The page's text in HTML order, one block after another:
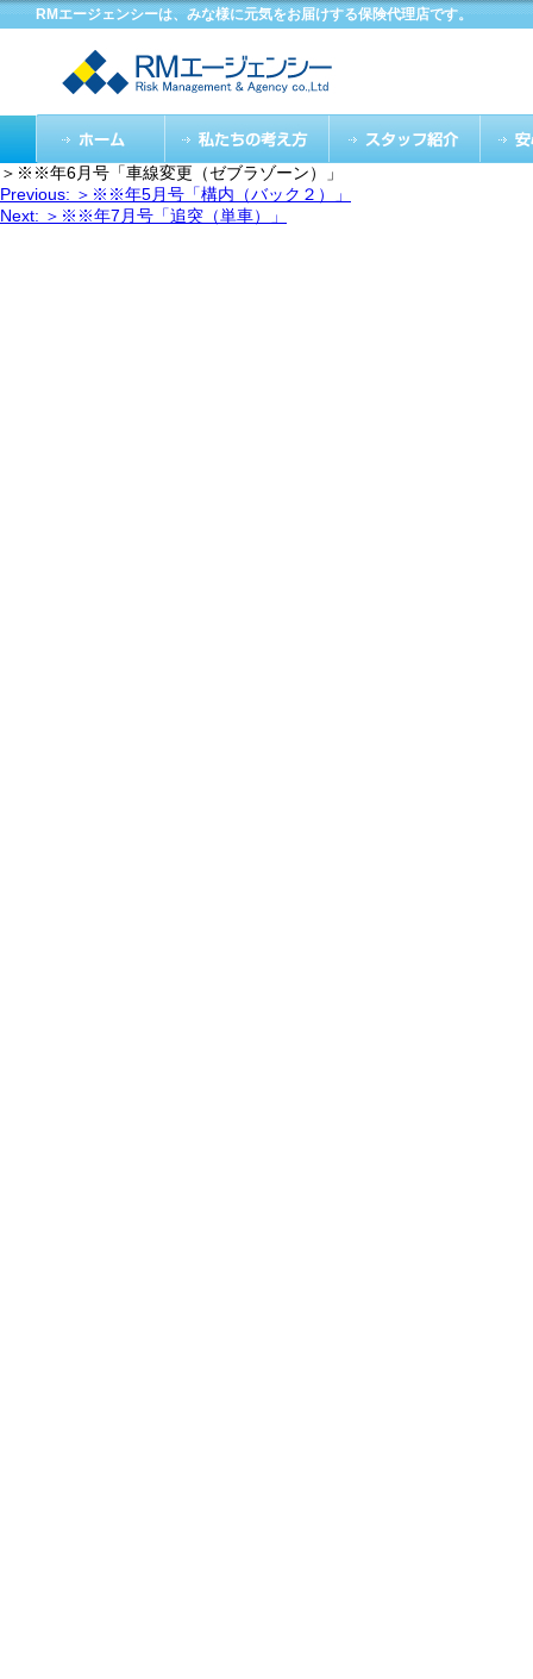
RMエージェンシーは、みな様に元気をお届けする保険代理店です。
＞※※年6月号「車線変更（ゼブラゾーン）」
投
稿
Previous: ＞※※年5月号「構内（バック２）」
Next: ＞※※年7月号「追突（単車）」